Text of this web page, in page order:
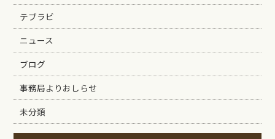
テブラビ
ニュース
ブログ
事務局よりおしらせ
未分類